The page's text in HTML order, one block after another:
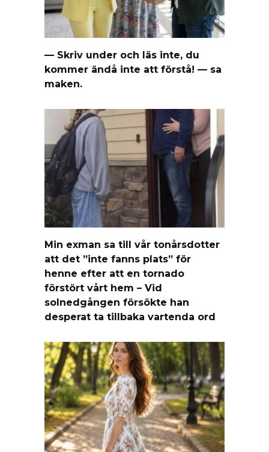
— Skriv under och läs inte, du
kommer ändå inte att förstå! — sa
maken.
Min exman sa till vår tonårsdotter
att det ”inte fanns plats” för
henne efter att en tornado
förstört vårt hem – Vid
solnedgången försökte han
desperat ta tillbaka vartenda ord